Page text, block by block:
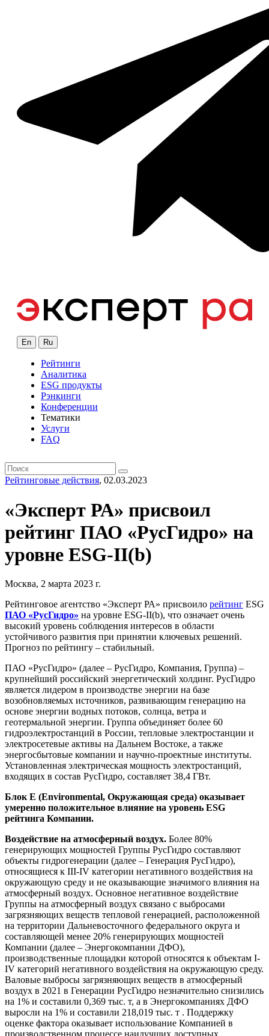
En Ru
Рейтинги
Аналитика
ESG продукты
Рэнкинги
Конференции
Тематики
Услуги
FAQ
Рейтинговые действия, 02.03.2023
«Эксперт РА» присвоил
рейтинг ПАО «РусГидро» на
уровне ESG-II(b)
Москва, 2 марта 2023 г.
Рейтинговое агентство «Эксперт РА» присвоило рейтинг ESG
ПАО «РусГидро» на уровне ESG-II(b), что означает очень
высокий уровень соблюдения интересов в области
устойчивого развития при принятии ключевых решений.
Прогноз по рейтингу – стабильный.
ПАО «РусГидро» (далее – РусГидро, Компания, Группа) –
крупнейший российский энергетический холдинг. РусГидро
является лидером в производстве энергии на базе
возобновляемых источников, развивающим генерацию на
основе энергии водных потоков, солнца, ветра и
геотермальной энергии. Группа объединяет более 60
гидроэлектростанций в России, тепловые электростанции и
электросетевые активы на Дальнем Востоке, а также
энергосбытовые компании и научно-проектные институты.
Установленная электрическая мощность электростанций,
входящих в состав РусГидро, составляет 38,4 ГВт.
Блок E (Environmental, Окружающая среда) оказывает
умеренно положительное влияние на уровень ESG
рейтинга Компании.
Воздействие на атмосферный воздух. Более 80%
генерирующих мощностей Группы РусГидро составляют
объекты гидрогенерации (далее – Генерация РусГидро),
относящиеся к III-IV категории негативного воздействия на
окружающую среду и не оказывающие значимого влияния на
атмосферный воздух. Основное негативное воздействие
Группы на атмосферный воздух связано с выбросами
загрязняющих веществ тепловой генерацией, расположенной
на территории Дальневосточного федерального округа и
составляющей менее 20% генерирующих мощностей
Компании (далее – Энергокомпании ДФО),
производственные площадки которой относятся к объектам I-
IV категорий негативного воздействия на окружающую среду.
Валовые выбросы загрязняющих веществ в атмосферный
воздух в 2021 в Генерации РусГидро незначительно снизились
на 1% и составили 0,369 тыс. т, а в Энергокомпаниях ДФО
выросли на 1% и составили 218,019 тыс. т . Поддержку
оценке фактора оказывает использование Компанией в